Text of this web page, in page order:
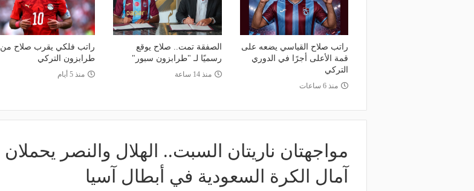
راتب صلاح القياسي يضعه على
قمة الأعلى أجرًا في الدوري
التركي
منذ 6 ساعات
الصفقة تمت.. صلاح يوقع
رسميًا لـ "طرابزون سبور"
منذ 14 ساعة
راتب فلكي يقرب صلاح من
طرابزون التركي
منذ 5 أيام
مواجهتان ناريتان السبت.. الهلال والنصر يحملان
آمال الكرة السعودية في أبطال آسيا